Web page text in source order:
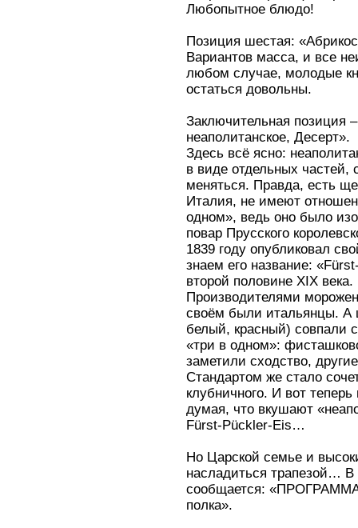
Любопытное блюдо!
Позиция шестая:
Вариантов масса, и все
любом случае, молодые
остаться довольны.
Заключительная позиция
неаполитанское, Десерт».
Здесь всё ясно:
в виде отдельных частей,
меняться. Правда, есть
Италия, не имеют
одном», ведь оно было
повар Прусского
1839 году опубликовал
знаем его название:
второй половине XIX века.
Производителями
своём были итальянцы. А
белый, красный) совпали
«три в одном»:
заметили сходство,
Стандартом же стало
клубничного. И вот
думая, что вкушают
Fürst-Pückler-Eis…
Но Царской семье и
насладиться трапезой…
сообщается: «ПРОГРАММА
полка».